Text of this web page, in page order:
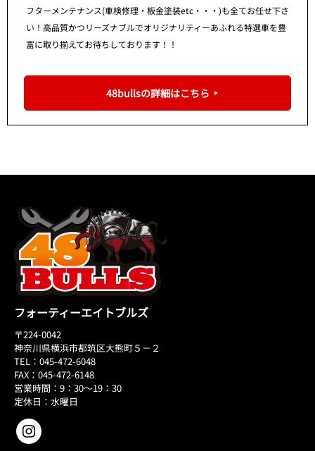
フターメンテナンス(車検修理・板金塗装etc・・・)も全てお任せ下さ
い！高品質かつリーズナブルでオリジナリティーあふれる特選車を豊
富に取り揃えてお待ちしております！！
48bullsの詳細はこちら
フォーティーエイトブルズ
〒224-0042
神奈川県横浜市都筑区大熊町５－２
TEL：045-472-6048
FAX：045-472-6148
営業時間：9：30～19：30
定休日：水曜日